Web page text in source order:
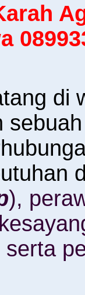
di
),
serta